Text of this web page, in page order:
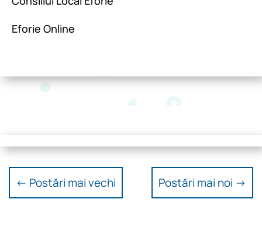
Eforie Online
← Postări mai vechi Postări mai noi →